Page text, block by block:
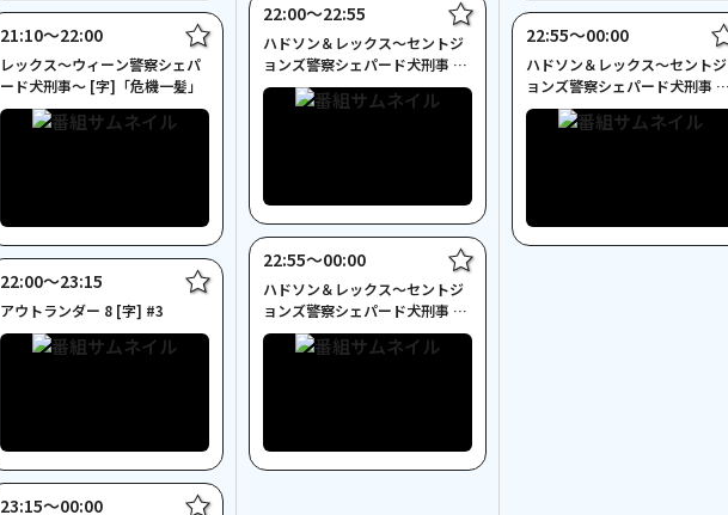
21:10〜22:00
レックス～ウィーン警察シェパ
ード犬刑事～ [字]「危機一髪」
22:00〜23:15
アウトランダー 8 [字] #3
23:15〜00:00
22:00〜22:55
ハドソン＆レックス～セントジ
ョンズ警察シェパード犬刑事 6
[字] #2
22:55〜00:00
ハドソン＆レックス～セントジ
ョンズ警察シェパード犬刑事 6
[字] #3
22:55〜00:00
ハドソン＆レックス～セントジ
ョンズ警察シェパード犬刑事 6
[字] #5